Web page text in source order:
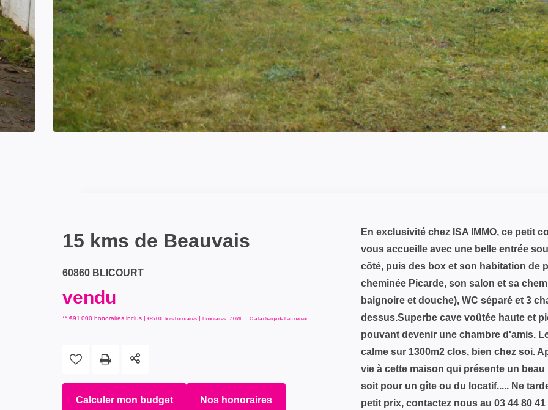
15 kms de Beauvais
60860 BLICOURT
vendu
** €91 000 honoraires inclus | €85 000 hors honoraires | Honoraires : 7.06% TTC à la charge de l'acquéreur
Calculer mon budget Nos honoraires
En exclusivité chez ISA IMMO, ce petit
vous accueille avec une belle entrée
côté, puis des box et son habitation de
cheminée Picarde, son salon et sa
baignoire et douche), WC séparé et 3
dessus.Superbe cave voûtée haute et
pouvant devenir une chambre d'amis.
calme sur 1300m2 clos, bien chez soi.
vie à cette maison qui présente un
soit pour un gîte ou du locatif..... Ne
petit prix, contactez nous au 03 44 80 41